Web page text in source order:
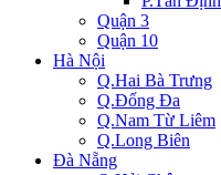
Quận 3
Quận 10
Hà Nội
Q.Hai Bà Trưng
Q.Đống Đa
Q.Nam Từ Liêm
Q.Long Biên
Đà Nẵng